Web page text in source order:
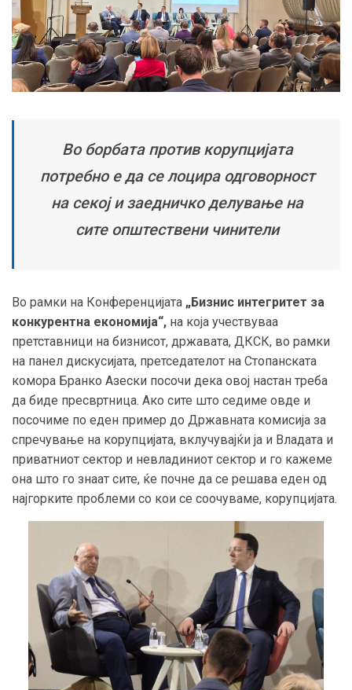
Во борбата против корупцијата
потребно е да се лоцира одговорност
на секој и заедничко делување на
сите општествени чинители
Во рамки на Конференцијата „Бизнис интегритет за
конкурентна економија“, на која учествуваа
претставници на бизнисот, државата, ДКСК, во рамки
на панел дискусијата, претседателот на Стопанската
комора Бранко Азески посочи дека овој настан треба
да биде пресвртница. Ако сите што седиме овде и
посочиме по еден пример до Државната комисија за
спречување на корупцијата, вклучувајќи ја и Владата и
приватниот сектор и невладиниот сектор и го кажеме
она што го знаат сите, ќе почне да се решава еден од
најгорките проблеми со кои се соочуваме, корупцијата.